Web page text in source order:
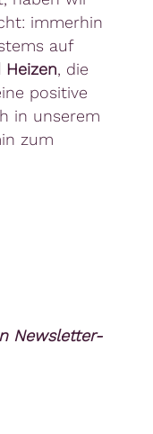
immerhin
auf
Heizen, die
positive
in unserem
zum
Newsletter-